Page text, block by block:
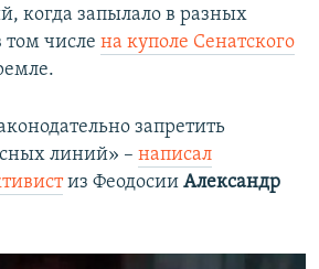
когда запылало в разных
том числе на куполе Сенатского
запретить
линий» – написал
из Феодосии Александр